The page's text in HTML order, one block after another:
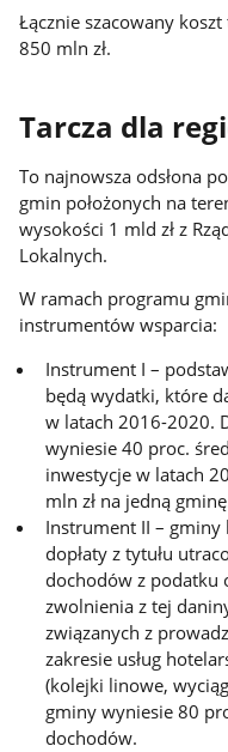
Łącznie szacowany
850 mln zł.
Tarcza dla
To najnowsza odsłona
gmin położonych na
wysokości 1 mld zł z
Lokalnych.
W ramach programu
instrumentów wsparcia:
Instrument I –
będą wydatki, które
w latach 2016-2020.
wyniesie 40 proc.
inwestycje w latach
mln zł na jedną
Instrument II – gminy
dopłaty z tytułu
dochodów z podatku
zwolnienia z tej
związanych z
zakresie usług
(kolejki linowe,
gminy wyniesie 80
dochodów.